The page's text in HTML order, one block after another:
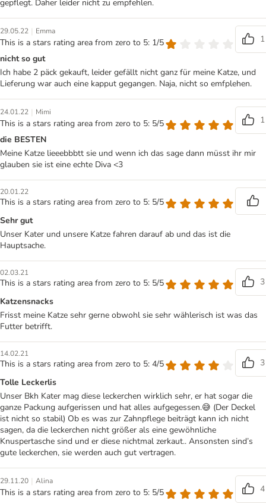
gepflegt. Daher leider nicht zu empfehlen.
29.05.22 | Emma
This is a stars rating area from zero to 5: 1/5
1
nicht so gut
Ich habe 2 päck gekauft, leider gefällt nicht ganz für meine Katze, und
Lieferung war auch eine kapput gegangen. Naja, nicht so emfplehen.
24.01.22 | Mimi
This is a stars rating area from zero to 5: 5/5
1
die BESTEN
Meine Katze lieeebbbtt sie und wenn ich das sage dann müsst ihr mir
glauben sie ist eine echte Diva <3
20.01.22
This is a stars rating area from zero to 5: 5/5
Sehr gut
Unser Kater und unsere Katze fahren darauf ab und das ist die
Hauptsache.
02.03.21
This is a stars rating area from zero to 5: 5/5
3
Katzensnacks
Frisst meine Katze sehr gerne obwohl sie sehr wählerisch ist was das
Futter betrifft.
14.02.21
This is a stars rating area from zero to 5: 4/5
3
Tolle Leckerlis
Unser Bkh Kater mag diese leckerchen wirklich sehr, er hat sogar die
ganze Packung aufgerissen und hat alles aufgegessen.😅 (Der Deckel
ist nicht so stabil) Ob es was zur Zahnpflege beiträgt kann ich nicht
sagen, da die leckerchen nicht größer als eine gewöhnliche
Knuspertasche sind und er diese nichtmal zerkaut.. Ansonsten sind’s
gute leckerchen, sie werden auch gut vertragen.
29.11.20 | Alina
This is a stars rating area from zero to 5: 5/5
4